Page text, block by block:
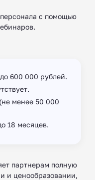
с помощью
600 000 рублей.
менее 50 000
18 месяцев.
партнерам полную
и ценообразовании,